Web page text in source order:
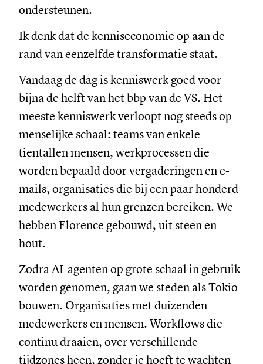
ondersteunen.
Ik denk dat de kenniseconomie op aan de
rand van eenzelfde transformatie staat.
Vandaag de dag is kenniswerk goed voor
bijna de helft van het bbp van de VS. Het
meeste kenniswerk verloopt nog steeds op
menselijke schaal: teams van enkele
tientallen mensen, werkprocessen die
worden bepaald door vergaderingen en e-
mails, organisaties die bij een paar honderd
medewerkers al hun grenzen bereiken. We
hebben Florence gebouwd, uit steen en
hout.
Zodra AI-agenten op grote schaal in gebruik
worden genomen, gaan we steden als Tokio
bouwen. Organisaties met duizenden
medewerkers en mensen. Workflows die
continu draaien, over verschillende
tijdzones heen, zonder je hoeft te wachten